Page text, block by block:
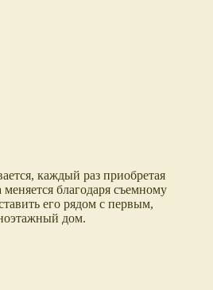
каждый раз приобретая
благодаря съемному
его рядом с первым,
дом.